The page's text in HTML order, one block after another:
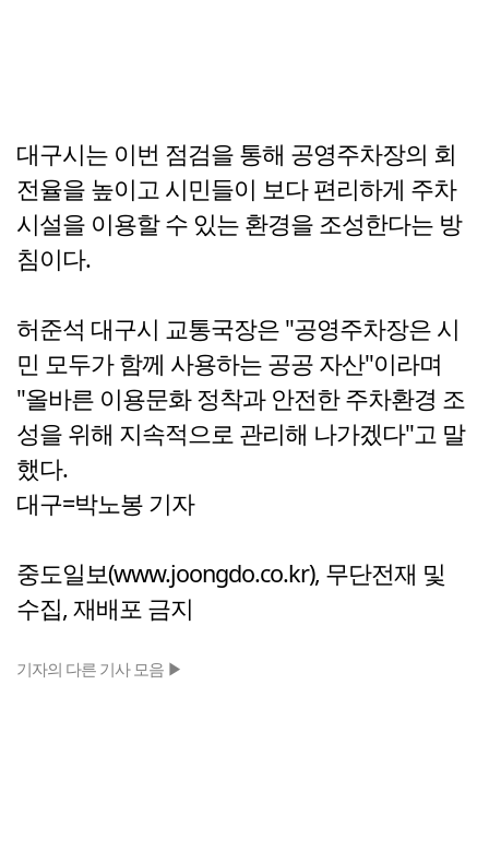
대구시는 이번 점검을 통해 공영주차장의 회
전율을 높이고 시민들이 보다 편리하게 주차
시설을 이용할 수 있는 환경을 조성한다는 방
침이다.
허준석 대구시 교통국장은 "공영주차장은 시
민 모두가 함께 사용하는 공공 자산"이라며
"올바른 이용문화 정착과 안전한 주차환경 조
성을 위해 지속적으로 관리해 나가겠다"고 말
했다.
대구=박노봉 기자
중도일보(www.joongdo.co.kr), 무단전재 및
수집, 재배포 금지
기자의 다른 기사 모음 ▶